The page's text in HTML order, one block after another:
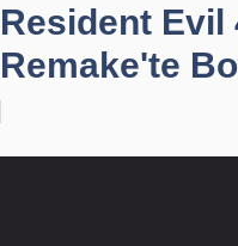
Resident Evil
Remake'te